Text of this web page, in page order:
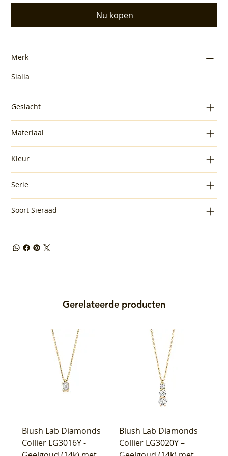
Nu kopen
Merk
Sialia
Geslacht
Materiaal
Kleur
Serie
Soort Sieraad
Gerelateerde producten
Blush Lab Diamonds
Collier LG3016Y -
Blush Lab Diamonds
Collier LG3020Y –